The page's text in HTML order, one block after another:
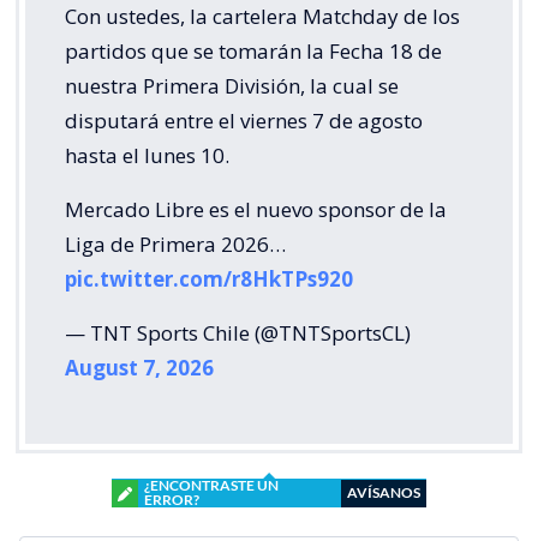
Con ustedes, la cartelera Matchday de los
partidos que se tomarán la Fecha 18 de
nuestra Primera División, la cual se
disputará entre el viernes 7 de agosto
hasta el lunes 10.
Mercado Libre es el nuevo sponsor de la
Liga de Primera 2026…
pic.twitter.com/r8HkTPs920
— TNT Sports Chile (@TNTSportsCL)
August 7, 2026
¿ENCONTRASTE UN
ERROR?
AVÍSANOS